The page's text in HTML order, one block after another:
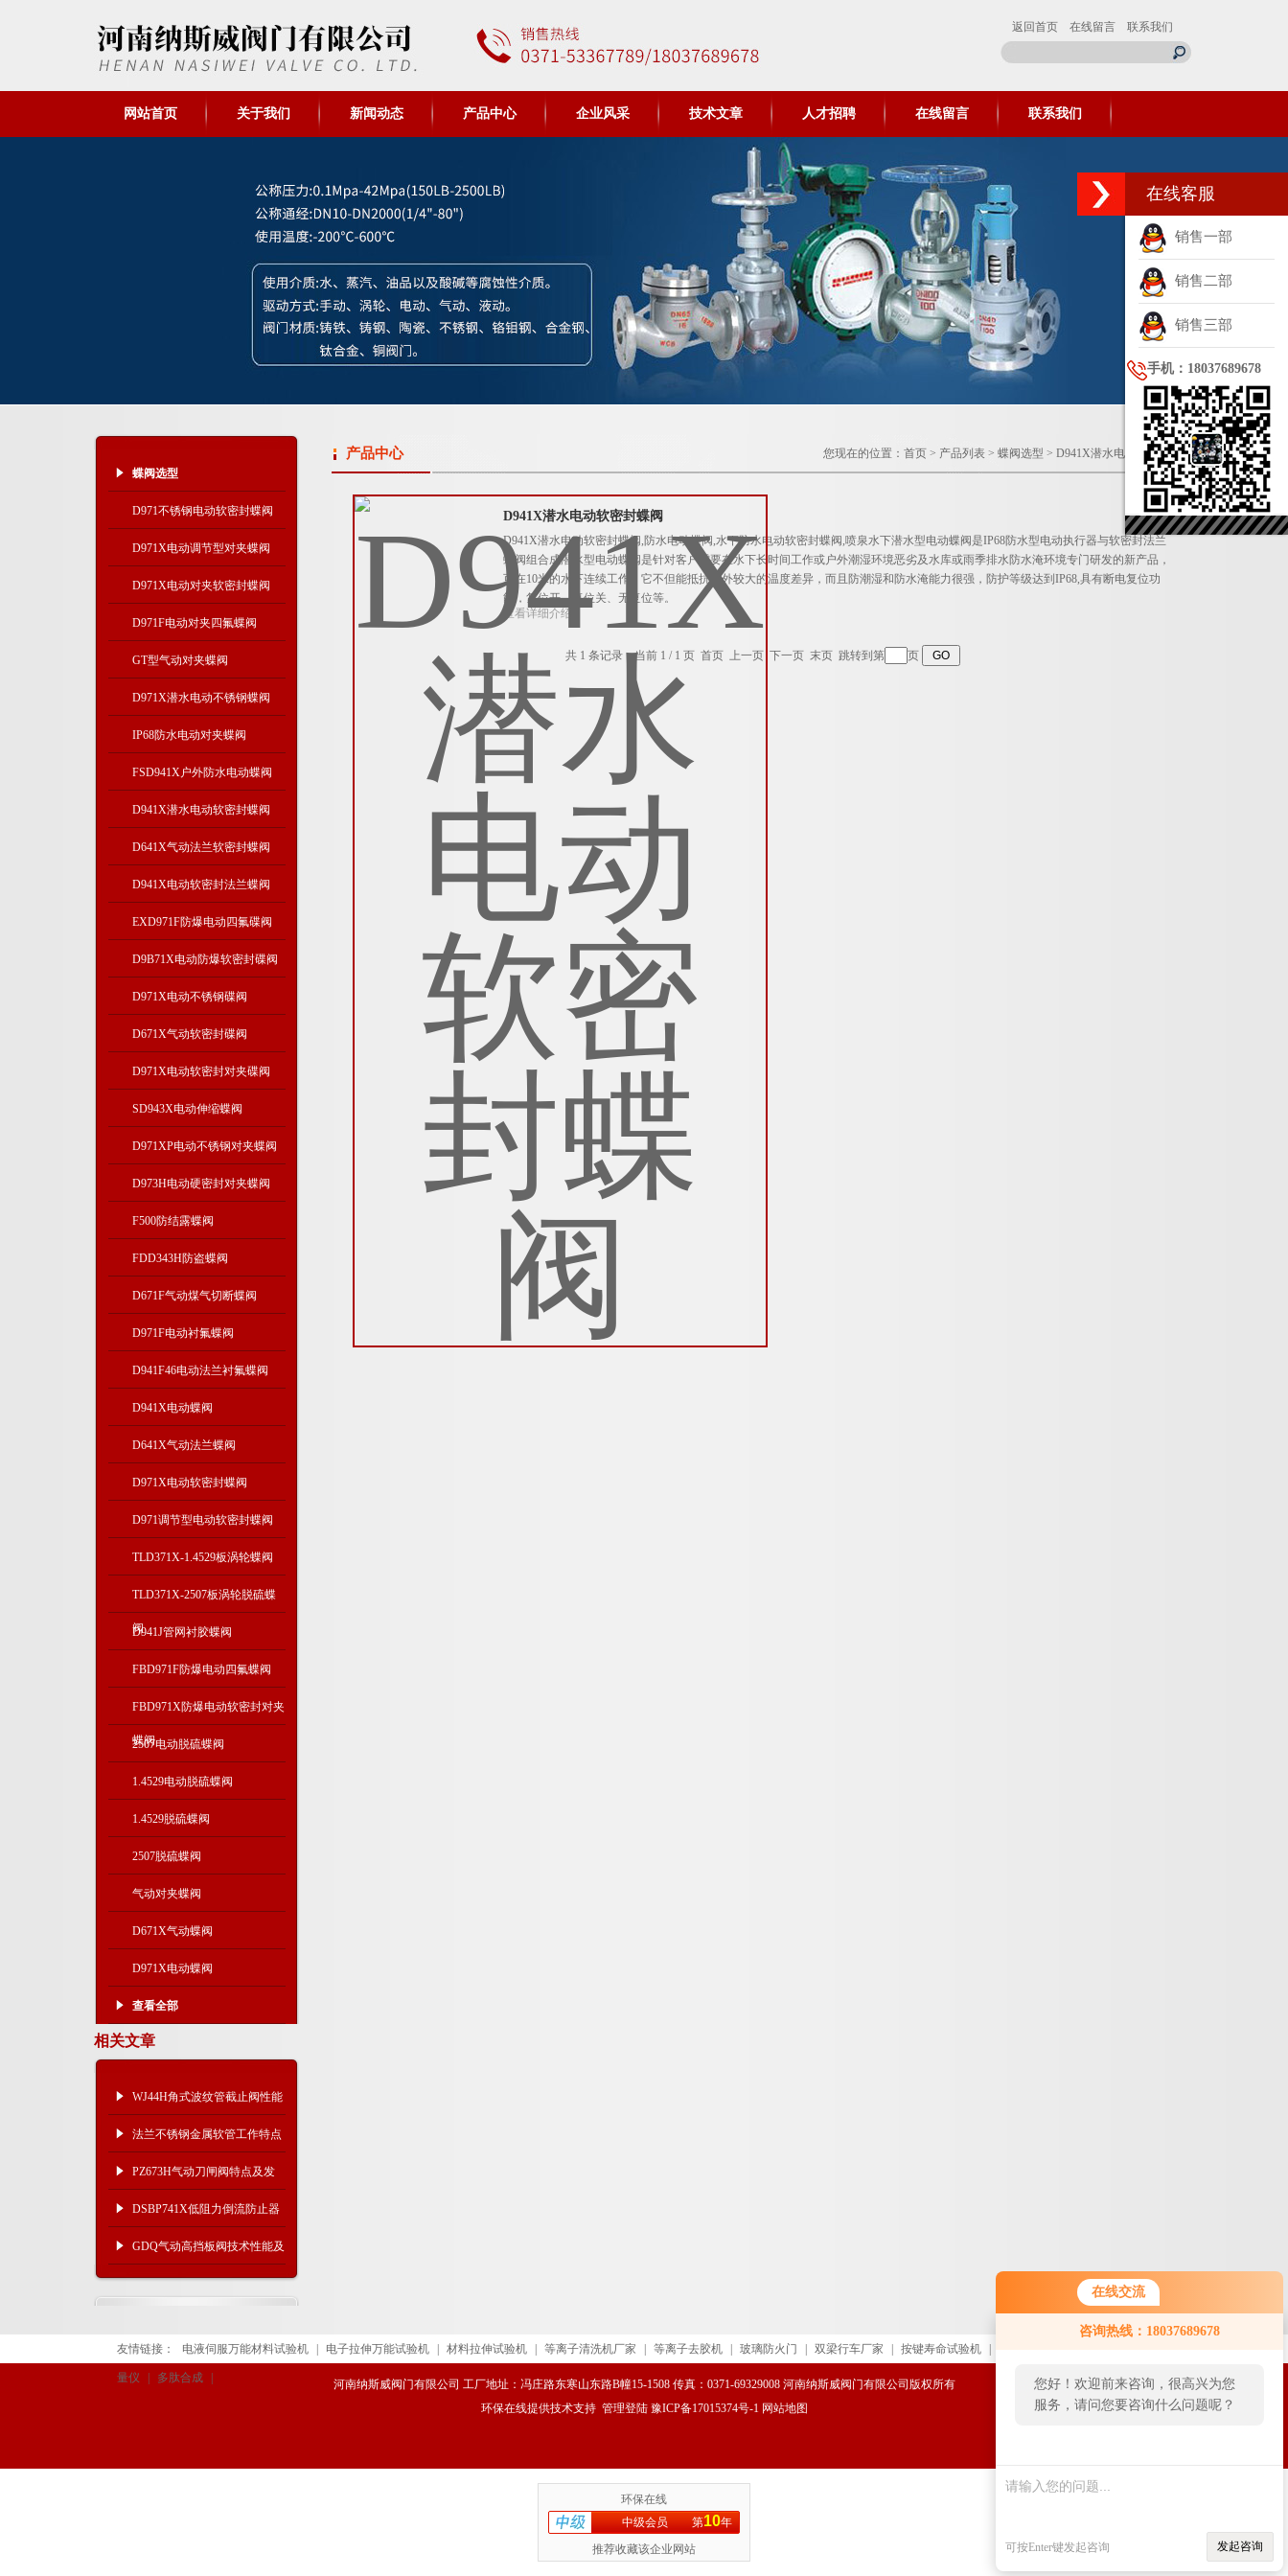
在线交流
咨询热线：18037689678
您好！欢迎前来咨询，很高兴为您
服务，请问您要咨询什么问题呢？
可按Enter键发起咨询 发起咨询
返回首页 在线留言 联系我们
网站首页 关于我们 新闻动态 产品中心 企业风采 技术文章 人才招聘 在线留言 联系我们
蝶阀选型
D971不锈钢电动软密封蝶阀
D971X电动调节型对夹蝶阀
D971X电动对夹软密封蝶阀
D971F电动对夹四氟蝶阀
GT型气动对夹蝶阀
D971X潜水电动不锈钢蝶阀
IP68防水电动对夹蝶阀
FSD941X户外防水电动蝶阀
D941X潜水电动软密封蝶阀
D641X气动法兰软密封蝶阀
D941X电动软密封法兰蝶阀
EXD971F防爆电动四氟碟阀
D9B71X电动防爆软密封碟阀
D971X电动不锈钢碟阀
D671X气动软密封碟阀
D971X电动软密封对夹碟阀
SD943X电动伸缩蝶阀
D971XP电动不锈钢对夹蝶阀
D973H电动硬密封对夹蝶阀
F500防结露蝶阀
FDD343H防盗蝶阀
D671F气动煤气切断蝶阀
D971F电动衬氟蝶阀
D941F46电动法兰衬氟蝶阀
D941X电动蝶阀
D641X气动法兰蝶阀
D971X电动软密封蝶阀
D971调节型电动软密封蝶阀
TLD371X-1.4529板涡轮蝶阀
TLD371X-2507板涡轮脱硫蝶
阀
D941J管网衬胶蝶阀
FBD971F防爆电动四氟蝶阀
FBD971X防爆电动软密封对夹
蝶阀
2507电动脱硫蝶阀
1.4529电动脱硫蝶阀
1.4529脱硫蝶阀
2507脱硫蝶阀
气动对夹蝶阀
D671X气动蝶阀
D971X电动蝶阀
查看全部
相关文章
WJ44H角式波纹管截止阀性能
结构及连接尺寸
法兰不锈钢金属软管工作特点
及产品原理
PZ673H气动刀闸阀特点及发
展与应用范围
DSBP741X低阻力倒流防止器
原理技术
GDQ气动高挡板阀技术性能及
法兰连接
产品中心 您现在的位置： 首页 > 产品列表 > 蝶阀选型 > D941X潜水电动软密封蝶阀
D941X潜水电动软密封蝶阀
D941X潜水电动软密封蝶阀,防水电动蝶阀,水下防水电动软密封蝶阀,喷泉水下潜水型电动蝶阀是IP68防水型电动执行器与软密封法兰
蝶阀组合成潜水型电动蝶阀是针对客户需要在水下长时间工作或户外潮湿环境恶劣及水库或雨季排水防水淹环境专门研发的新产品，
可在10米的水下连续工作，它不但能抵抗户外较大的温度差异，而且防潮湿和防水淹能力很强，防护等级达到IP68,具有断电复位功
能，复位开、复位关、无复位等。
查看详细介绍
共 1 条记录，当前 1 / 1 页 首页 上一页 下一页 末页 跳转到第 页
友情链接： 电液伺服万能材料试验机 电子拉伸万能试验机 材料拉伸试验机 等离子清洗机厂家 等离子去胶机 玻璃防火门 双梁行车厂家 按键寿命试验机
量仪 多肽合成
河南纳斯威阀门有限公司 工厂地址：冯庄路东寒山东路B幢15-1508 传真：0371-69329008 河南纳斯威阀门有限公司版权所有
环保在线提供技术支持 管理登陆 豫ICP备17015374号-1 网站地图
环保在线
中级会员
第10年
推荐收藏该企业网站
在线客服
销售一部
销售二部
销售三部
手机：18037689678